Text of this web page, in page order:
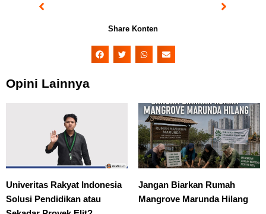
Prev Next
Share Konten
Opini Lainnya
Univeritas Rakyat Indonesia
Solusi Pendidikan atau
Jangan Biarkan Rumah
Mangrove Marunda Hilang